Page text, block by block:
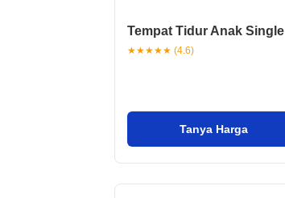
Tempat Tidur Anak Single
★★★★★ (4.6)
Tanya Harga